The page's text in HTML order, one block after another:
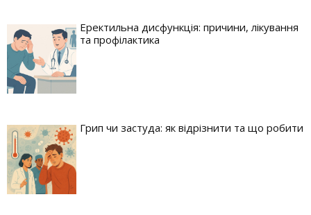
Еректильна дисфункція: причини, лікування
та профілактика
Грип чи застуда: як відрізнити та що робити